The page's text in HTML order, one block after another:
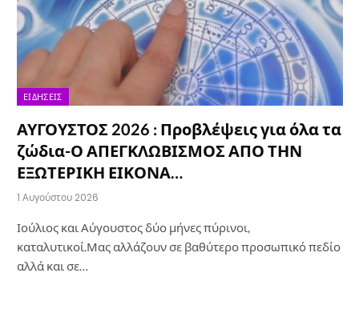
ΕΙΔΉΣΕΙΣ
ΑΥΓΟΥΣΤΟΣ 2026 : Προβλέψεις για όλα τα
ζώδια-Ο ΑΠΕΓΚΛΩΒΙΣΜΟΣ ΑΠΟ ΤΗΝ
ΕΞΩΤΕΡΙΚΗ ΕΙΚΟΝΑ…
1 Αυγούστου 2026
Ιούλιος και Αύγουστος δύο μήνες πύρινοι,
καταλυτικοί.Μας αλλάζουν σε βαθύτερο προσωπικό πεδίο
αλλά και σε…